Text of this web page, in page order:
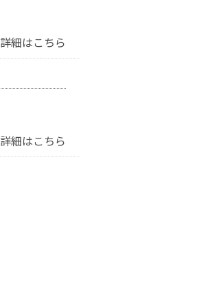
詳細はこちら
詳細はこちら